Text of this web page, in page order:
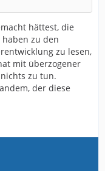
hättest, die
zu den
zu lesen,
mit überzogener
zu tun.
der diese